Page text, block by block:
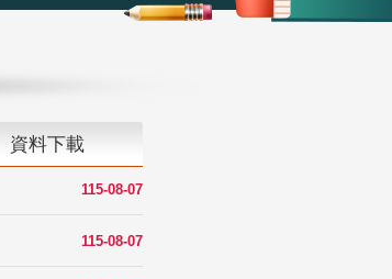
資料下載
115-08-07
115-08-07